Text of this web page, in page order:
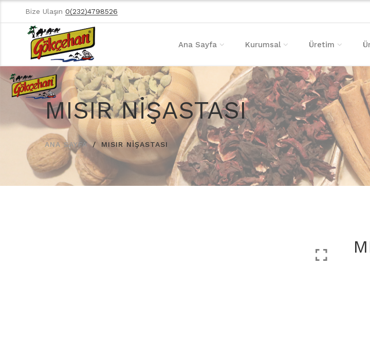
Bize Ulaşın 0(232)4798526
Ana Sayfa Kurumsal Üretim
MISIR NİŞASTASI
ANA SAYFA MISIR NİŞASTASI